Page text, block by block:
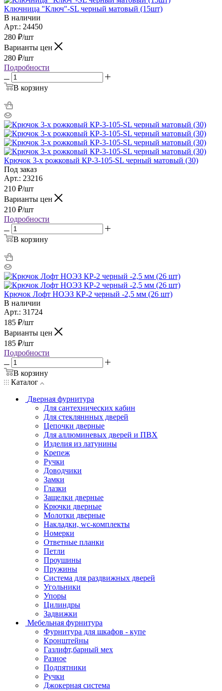
Ключница "Ключ"-SL черный матовый (15шт)
В наличии
Арт.: 24450
280 ₽/шт
Варианты цен
280 ₽/шт
Подробности
В корзину
Крючок 3-х рожковый КР-3-105-SL черный матовый (30)
Под заказ
Арт.: 23216
210 ₽/шт
Варианты цен
210 ₽/шт
Подробности
В корзину
Крючок Лофт НОЭЗ КР-2 черный -2,5 мм (26 шт)
В наличии
Арт.: 31724
185 ₽/шт
Варианты цен
185 ₽/шт
Подробности
В корзину
Каталог
Дверная фурнитура
Для сантехнических кабин
Для стекляннных дверей
Цепочки дверные
Для аллюминевых дверей и ПВХ
Изделия из латунины
Крепеж
Ручки
Доводчики
Замки
Глазки
Защелки дверные
Крючки дверные
Молотки дверные
Накладки, wc-комплекты
Номерки
Ответные планки
Петли
Проушины
Пружины
Система для раздвижных дверей
Угольники
Упоры
Цилиндры
Задвижки
Мебельная фурнитура
Фурнитура для шкафов - купе
Кронштейны
Газлифт,барный мех
Разное
Подпятники
Ручки
Джокерная система